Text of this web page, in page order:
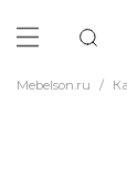
Mebelson.ru /